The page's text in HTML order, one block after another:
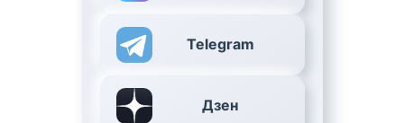
Telegram
Дзен